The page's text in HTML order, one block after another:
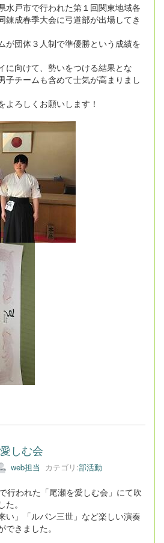
水戸市で行われた第１回関東地域各
錬成春季大会に弓道部が出場してき
が団体３人制で準優勝という成績を
に向けて、勢いをつける結果とな
子チームも含めて士気が高まりまし
よろしくお願いします！
しむ会
web担当 カテゴリ:部活動
行われた「尾瀬を愛しむ会」にて吹
。
い」「ルパン三世」など楽しい演奏
きました。